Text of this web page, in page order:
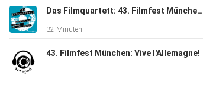
Das Filmquartett: 43. Filmfest München, Folge 02: CineRebels
32 Minuten
43. Filmfest München: Vive l'Allemagne!